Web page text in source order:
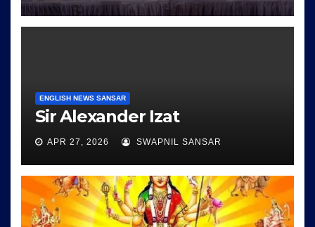
ENGLISH NEWS SANSAR
Sir Alexander Izat
APR 27, 2026 SWAPNIL SANSAR